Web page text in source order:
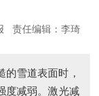
责任编辑：李琦
的雪道表面时，
度减弱。激光减